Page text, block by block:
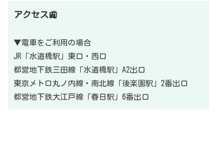
アクセス🚉
▼電車をご利用の場合
JR「水道橋駅」東口・西口
都営地下鉄三田線「水道橋駅」A2出口
東京メトロ丸ノ内線・南北線「後楽園駅」2番出口
都営地下鉄大江戸線「春日駅」6番出口